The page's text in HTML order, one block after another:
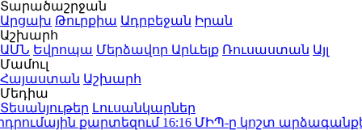
Տարածաշրջան
Արցախ Թուրքիա Ադրբեջան Իրան
Աշխարհ
ԱՄՆ Եվրոպա Մերձավոր Արևելք Ռուսաստան Այլ
Մամուլ
Հայաստան Աշխարհ
Մեդիա
Տեսանյութեր Լուսանկարներ
քարտեզում16:16ՄԻՊ-ը կոշտ արձագանքել